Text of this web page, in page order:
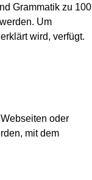
Grammatik zu 100
Um
wird, verfügt.
oder
mit dem